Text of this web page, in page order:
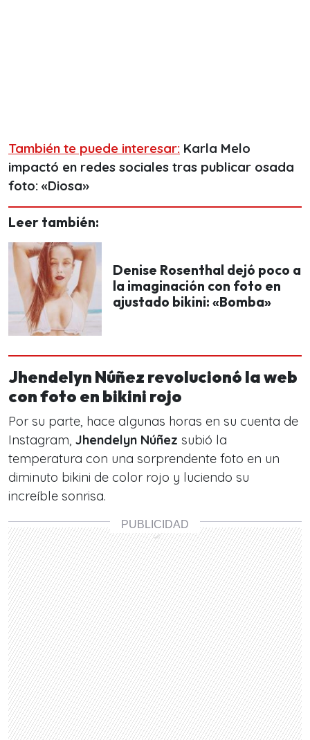
También te puede interesar: Karla Melo
impactó en redes sociales tras publicar osada
foto: «Diosa»
Leer también:
Denise Rosenthal dejó poco a
la imaginación con foto en
ajustado bikini: «Bomba»
Jhendelyn Núñez revolucionó la web
con foto en bikini rojo
Por su parte, hace algunas horas en su cuenta de
Instagram, Jhendelyn Núñez subió la
temperatura con una sorprendente foto en un
diminuto bikini de color rojo y luciendo su
increíble sonrisa.